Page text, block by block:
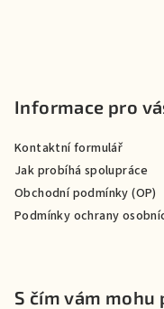
Informace pro
Kontaktní formulář
Jak probíhá spolupráce
Obchodní podmínky (OP)
Podmínky ochrany
S čím vám mohu